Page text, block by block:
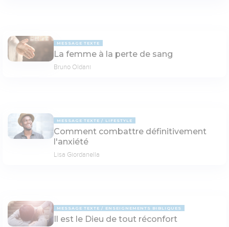
MESSAGE TEXTE
La femme à la perte de sang
Bruno Oldani
MESSAGE TEXTE LIFESTYLE
Comment combattre définitivement
l'anxiété
Lisa Giordanella
MESSAGE TEXTE ENSEIGNEMENTS BIBLIQUES
Il est le Dieu de tout réconfort